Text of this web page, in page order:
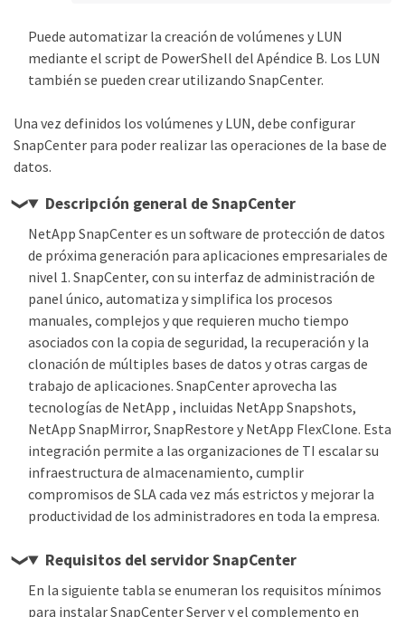
Puede automatizar la creación de volúmenes y LUN
mediante el script de PowerShell del Apéndice B. Los LUN
también se pueden crear utilizando SnapCenter.
Una vez definidos los volúmenes y LUN, debe configurar
SnapCenter para poder realizar las operaciones de la base de
datos.
Descripción general de SnapCenter
NetApp SnapCenter es un software de protección de datos
de próxima generación para aplicaciones empresariales de
nivel 1. SnapCenter, con su interfaz de administración de
panel único, automatiza y simplifica los procesos
manuales, complejos y que requieren mucho tiempo
asociados con la copia de seguridad, la recuperación y la
clonación de múltiples bases de datos y otras cargas de
trabajo de aplicaciones. SnapCenter aprovecha las
tecnologías de NetApp , incluidas NetApp Snapshots,
NetApp SnapMirror, SnapRestore y NetApp FlexClone. Esta
integración permite a las organizaciones de TI escalar su
infraestructura de almacenamiento, cumplir
compromisos de SLA cada vez más estrictos y mejorar la
productividad de los administradores en toda la empresa.
Requisitos del servidor SnapCenter
En la siguiente tabla se enumeran los requisitos mínimos
para instalar SnapCenter Server y el complemento en